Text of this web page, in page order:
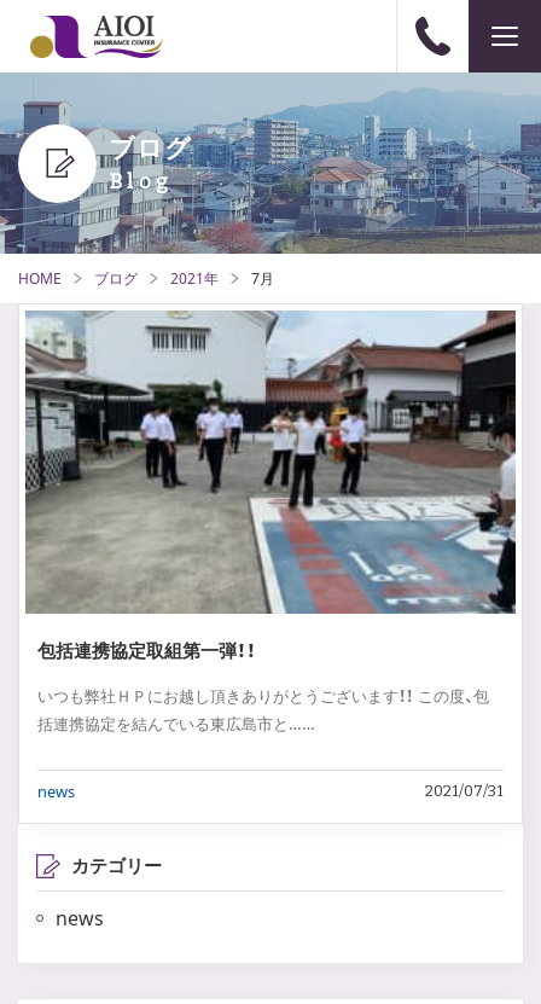
ブログ
HOME ブログ 2021年 7月
包括連携協定取組第一弾！！
いつも弊社ＨＰにお越し頂きありがとうございます！！ この度、包
括連携協定を結んでいる東広島市と……
news 2021/07/31
カテゴリー
news